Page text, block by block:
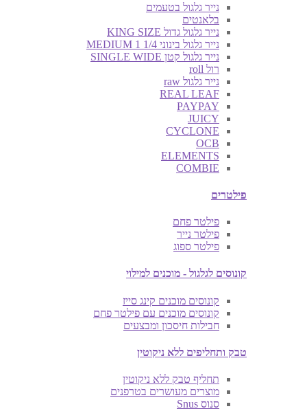
נייר גלגול בטעמים
בלאנטים
נייר גלגול גדול KING SIZE
נייר גלגול בינוני MEDIUM 1 1/4
נייר גלגול קטן SINGLE WIDE
רול roll
נייר גלגול raw
REAL LEAF
PAYPAY
JUICY
CYCLONE
OCB
ELEMENTS
COMBIE
פילטרים
פילטר פחם
פילטר נייר
פילטר ספוג
קונוסים לגלגול - מוכנים למילוי
קונוסים מוכנים קינג סייז
קונוסים מוכנים עם פילטר פחם
חבילות חיסכון ומבצעים
טבק ותחליפים ללא ניקוטין
תחליף טבק ללא ניקוטין
מוצרים מעושרים בטרפנים
סנוס Snus